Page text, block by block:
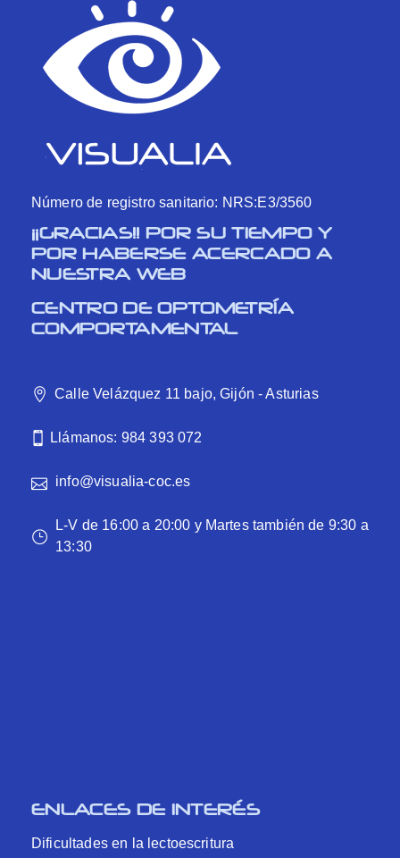
Número de registro sanitario: NRS:E3/3560
¡¡GRACIAS!! POR SU TIEMPO Y
POR HABERSE ACERCADO A
NUESTRA WEB
CENTRO DE OPTOMETRÍA
COMPORTAMENTAL
Calle Velázquez 11 bajo, Gijón - Asturias
Llámanos: 984 393 072
info@visualia-coc.es
L-V de 16:00 a 20:00 y Martes también de 9:30 a
13:30
ENLACES DE INTERÉS
Dificultades en la lectoescritura